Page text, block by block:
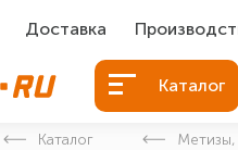
Доставка
Болты БСР
Болты для
Каталог
Каталог